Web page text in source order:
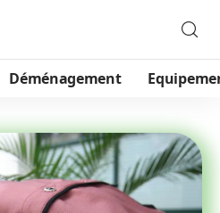
Déménagement